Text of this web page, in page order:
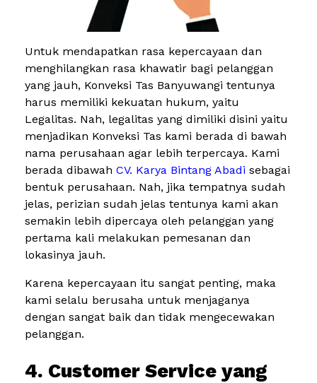
Untuk mendapatkan rasa kepercayaan dan
menghilangkan rasa khawatir bagi pelanggan
yang jauh, Konveksi Tas Banyuwangi tentunya
harus memiliki kekuatan hukum, yaitu
Legalitas. Nah, legalitas yang dimiliki disini yaitu
menjadikan Konveksi Tas kami berada di bawah
nama perusahaan agar lebih terpercaya. Kami
berada dibawah CV. Karya Bintang Abadi sebagai
bentuk perusahaan. Nah, jika tempatnya sudah
jelas, perizian sudah jelas tentunya kami akan
semakin lebih dipercaya oleh pelanggan yang
pertama kali melakukan pemesanan dan
lokasinya jauh.
Karena kepercayaan itu sangat penting, maka
kami selalu berusaha untuk menjaganya
dengan sangat baik dan tidak mengecewakan
pelanggan.
4. Customer Service yang